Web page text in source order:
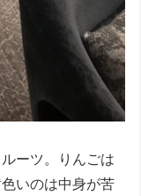
ーツ。りんごは
いのは中身が苦